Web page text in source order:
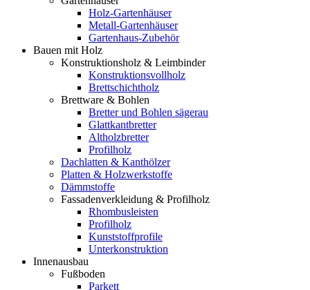
Holz-Gartenhäuser
Metall-Gartenhäuser
Gartenhaus-Zubehör
Bauen mit Holz
Konstruktionsholz & Leimbinder
Konstruktionsvollholz
Brettschichtholz
Brettware & Bohlen
Bretter und Bohlen sägerau
Glattkantbretter
Altholzbretter
Profilholz
Dachlatten & Kanthölzer
Platten & Holzwerkstoffe
Dämmstoffe
Fassadenverkleidung & Profilholz
Rhombusleisten
Profilholz
Kunststoffprofile
Unterkonstruktion
Innenausbau
Fußboden
Parkett